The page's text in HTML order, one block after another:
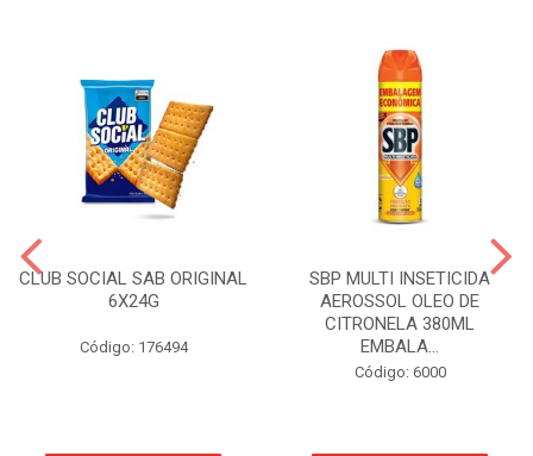
CLUB SOCIAL SAB ORIGINAL
6X24G
Código: 176494
SBP MULTI INSETICIDA
AEROSSOL OLEO DE
CITRONELA 380ML
EMBALA...
Código: 6000